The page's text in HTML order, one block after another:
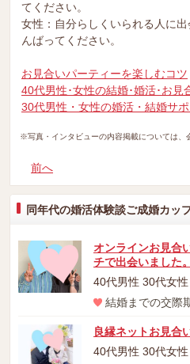
てください。
女性：自分らしくいられる人に
んばってください。
お見合いパーティーを楽しむコツ
40代男性･女性の結婚･婚活･お見
30代男性・女性の婚活・結婚サポ
※写真・インタビューの内容掲載については、
前へ
同年代の婚活体験談ご成婚カッ
オンラインお見合
チで出会いました。
40代男性 30代女性
結婚までの交際
良縁ネットお見合
40代男性 30代女性